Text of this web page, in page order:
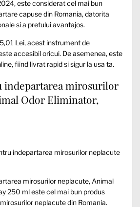
este considerat cel mai bun
capuse din Romania, datorita
si a pretului avantajos.
Lei, acest instrument de
accesibil oricui. De asemenea, este
fiind livrat rapid si sigur la usa ta.
indepartarea mirosurilor
Odor Eliminator,
indepartarea mirosurilor neplacute
mirosurilor neplacute, Animal
250 ml este cel mai bun produs
neplacute din Romania.